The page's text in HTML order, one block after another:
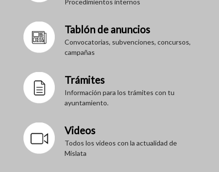
Tablón de anuncios
Convocatorias, subvenciones, concursos,
campañas
Trámites
Información para los trámites con tu
ayuntamiento.
Videos
Todos los videos con la actualidad de
Mislata